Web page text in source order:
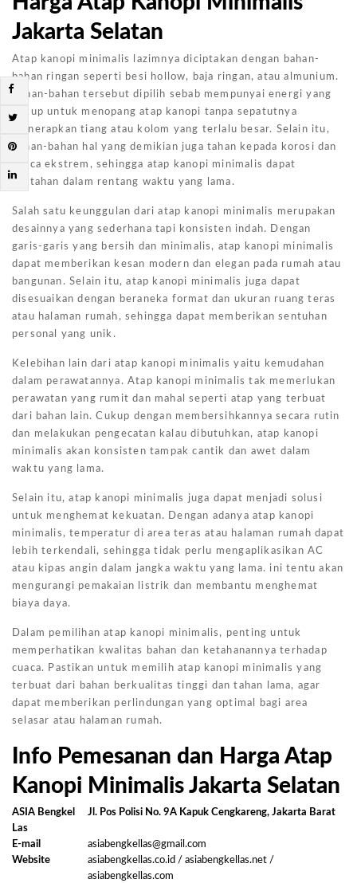
Jakarta Selatan
Atap kanopi minimalis lazimnya diciptakan dengan bahan-
bahan ringan seperti besi hollow, baja ringan, atau almunium.
Bahan-bahan tersebut dipilih sebab mempunyai energi yang
cukup untuk menopang atap kanopi tanpa sepatutnya
menerapkan tiang atau kolom yang terlalu besar. Selain itu,
bahan-bahan hal yang demikian juga tahan kepada korosi dan
cuaca ekstrem, sehingga atap kanopi minimalis dapat
bertahan dalam rentang waktu yang lama.
Salah satu keunggulan dari atap kanopi minimalis merupakan
desainnya yang sederhana tapi konsisten indah. Dengan
garis-garis yang bersih dan minimalis, atap kanopi minimalis
dapat memberikan kesan modern dan elegan pada rumah atau
bangunan. Selain itu, atap kanopi minimalis juga dapat
disesuaikan dengan beraneka format dan ukuran ruang teras
atau halaman rumah, sehingga dapat memberikan sentuhan
personal yang unik.
Kelebihan lain dari atap kanopi minimalis yaitu kemudahan
dalam perawatannya. Atap kanopi minimalis tak memerlukan
perawatan yang rumit dan mahal seperti atap yang terbuat
dari bahan lain. Cukup dengan membersihkannya secara rutin
dan melakukan pengecatan kalau dibutuhkan, atap kanopi
minimalis akan konsisten tampak cantik dan awet dalam
waktu yang lama.
Selain itu, atap kanopi minimalis juga dapat menjadi solusi
untuk menghemat kekuatan. Dengan adanya atap kanopi
minimalis, temperatur di area teras atau halaman rumah dapat
lebih terkendali, sehingga tidak perlu mengaplikasikan AC
atau kipas angin dalam jangka waktu yang lama. ini tentu akan
mengurangi pemakaian listrik dan membantu menghemat
biaya daya.
Dalam pemilihan atap kanopi minimalis, penting untuk
memperhatikan kwalitas bahan dan ketahanannya terhadap
cuaca. Pastikan untuk memilih atap kanopi minimalis yang
terbuat dari bahan berkualitas tinggi dan tahan lama, agar
dapat memberikan perlindungan yang optimal bagi area
selasar atau halaman rumah.
Info Pemesanan dan Harga Atap
Kanopi Minimalis Jakarta Selatan
ASIA Bengkel
Las
Jl. Pos Polisi No. 9A Kapuk Cengkareng, Jakarta Barat
E-mail
asiabengkellas@gmail.com
Website
asiabengkellas.co.id / asiabengkellas.net /
asiabengkellas.com